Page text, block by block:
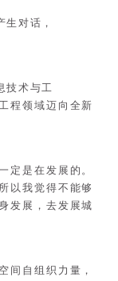
对话，
技术与工
程领域迈向全新
定是 在发展的。
以我觉得不能够
发展，去发展城
间自组 织力量，